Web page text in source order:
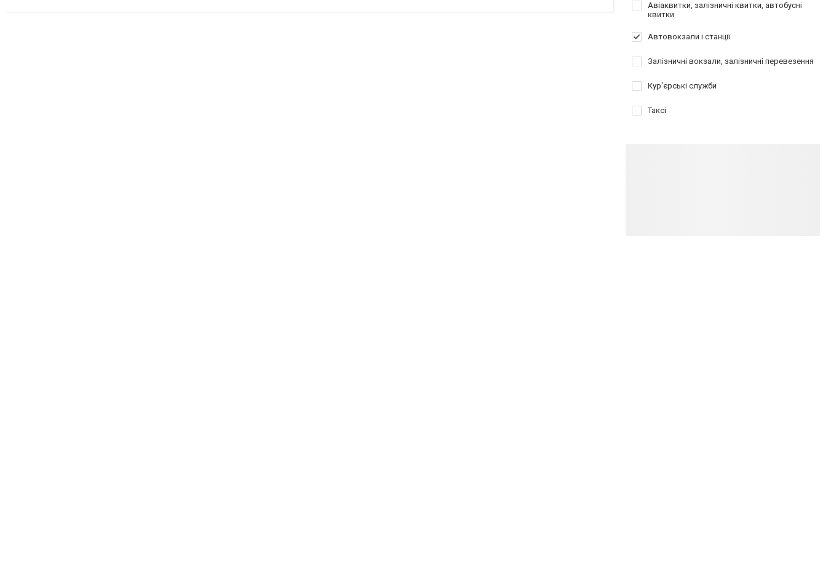
Авіаквитки, залізничні квитки, автобусні
квитки
Автовокзали і станції
Залізничні вокзали, залізничні перевезення
Кур'єрські служби
Таксі